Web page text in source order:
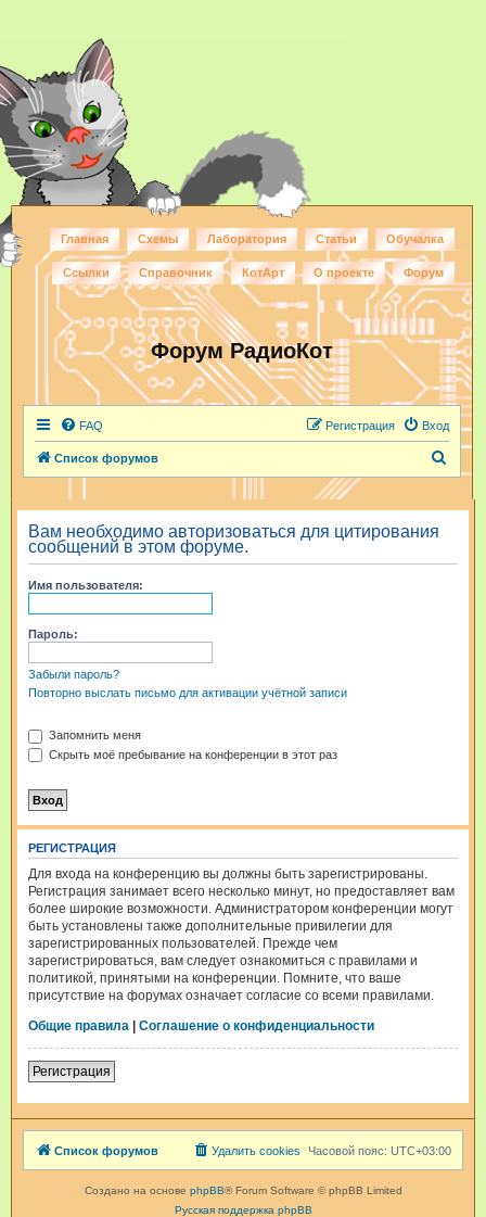
Главная Схемы Лаборатория Статьи Обучалка
Ссылки Справочник КотАрт О проекте Форум
Форум РадиоКот
FAQ Вход
Регистрация
Список форумов
и
к
Вам необходимо авторизоваться для цитирования
сообщений в этом форуме.
Имя пользователя:
Пароль:
Забыли пароль?
Повторно выслать письмо для активации учётной записи
Запомнить меня
Скрыть моё пребывание на конференции в этот раз
РЕГИСТРАЦИЯ
Для входа на конференцию вы должны быть зарегистрированы.
Регистрация занимает всего несколько минут, но предоставляет вам
более широкие возможности. Администратором конференции могут
быть установлены также дополнительные привилегии для
зарегистрированных пользователей. Прежде чем
зарегистрироваться, вам следует ознакомиться с правилами и
политикой, принятыми на конференции. Помните, что ваше
присутствие на форумах означает согласие со всеми правилами.
Общие правила | Соглашение о конфиденциальности
Регистрация
Список форумов Часовой пояс: UTC+03:00
Удалить cookies
Создано на основе phpBB® Forum Software © phpBB Limited
Русская поддержка phpBB